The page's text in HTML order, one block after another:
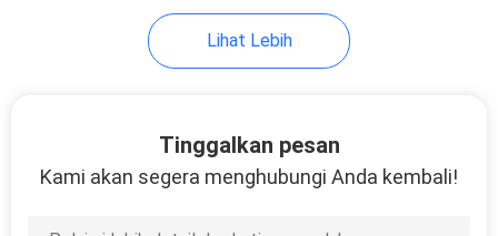
Kuas Rias Individu
Lihat Lebih
Tinggalkan pesan
Kami akan segera menghubungi Anda kembali!